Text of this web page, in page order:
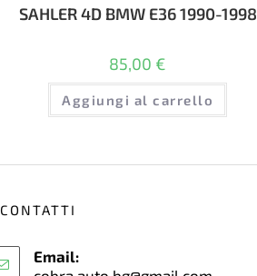
SAHLER 4D BMW E36 1990-1998
85,00 €
Aggiungi al carrello
CONTATTI
Email: